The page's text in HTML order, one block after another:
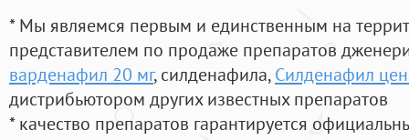
* Мы являемся первым и единственным на
представителем по продаже препаратов
варденафил 20 мг, силденафила, Силденафил
дистрибьютором других известных препаратов
* качество препаратов гарантируется